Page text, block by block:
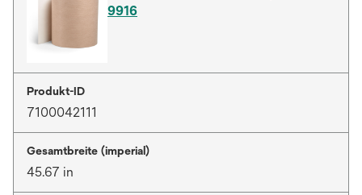
9916
Produkt-ID
7100042111
Gesamtbreite (imperial)
45.67 in